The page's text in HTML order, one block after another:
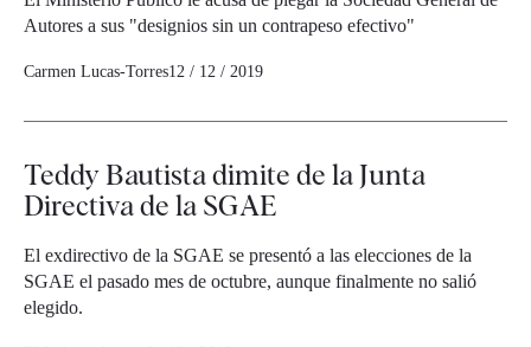
Autores a sus "designios sin un contrapeso efectivo"
Carmen Lucas-Torres12 / 12 / 2019
Teddy Bautista dimite de la Junta
Directiva de la SGAE
El exdirectivo de la SGAE se presentó a las elecciones de la
SGAE el pasado mes de octubre, aunque finalmente no salió
elegido.